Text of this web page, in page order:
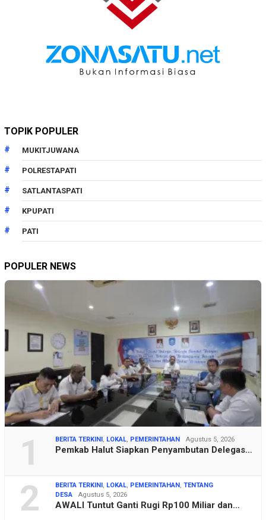
TOPIK POPULER
MUKITJUWANA
POLRESTAPATI
SATLANTASPATI
KPUPATI
PATI
POPULER NEWS
1 BERITA TERKINI, LOKAL, PEMERINTAHAN Agustus 5, 2026
Pemkab Halut Siapkan Penyambutan Delegas…
2 BERITA TERKINI, LOKAL, PEMERINTAHAN, TENTANG
DESA
Agustus 5, 2026
AWALI Tuntut Ganti Rugi Rp100 Miliar dan…